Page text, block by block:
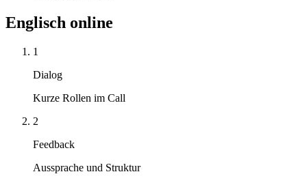
Englisch online
1
Dialog
Kurze Rollen im Call
2
Feedback
Aussprache und Struktur